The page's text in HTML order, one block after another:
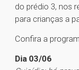
do prédio 3, nos
para crianças a
Confira a
Dia 03/06